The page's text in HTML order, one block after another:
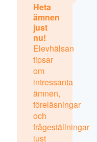
Heta
ämnen
just
nu!
Elevhälsan
tipsar
om
intressanta
ämnen,
föreläsningar
och
frågeställningar
just